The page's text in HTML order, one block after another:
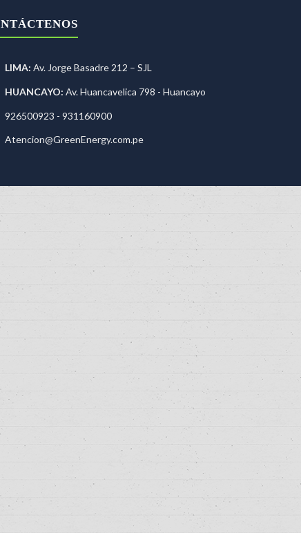
LIMA: Av. Jorge Basadre 212 – SJL
HUANCAYO: Av. Huancavelica 798 - Huancayo
926500923 - 931160900
Atencion@GreenEnergy.com.pe